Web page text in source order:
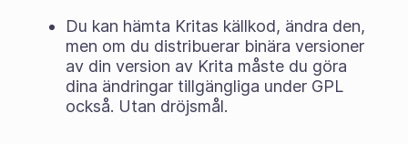
Du kan hämta Kritas källkod, ändra den,
men om du distribuerar binära versioner
av din version av Krita måste du göra
dina ändringar tillgängliga under GPL
också. Utan dröjsmål.